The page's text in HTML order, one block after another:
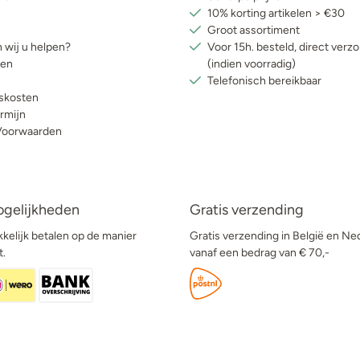
wij u helpen?
10% korting artikelen > €30
Groot assortiment
Voor 15h. besteld, direct
(indien voorradig)
Telefonisch bereikbaar
betalen op de manier
Gratis verzending
Gratis verzending in België en
vanaf een bedrag van € 70,-